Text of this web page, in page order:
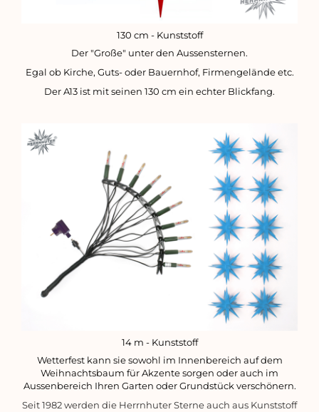
130 cm - Kunststoff
Der "Große" unter den Aussensternen.
Egal ob Kirche, Guts- oder Bauernhof, Firmengelände etc.
Der A13 ist mit seinen 130 cm ein echter Blickfang.
14 m - Kunststoff
Wetterfest kann sie sowohl im Innenbereich auf dem
Weihnachtsbaum für Akzente sorgen oder auch im
Aussenbereich Ihren Garten oder Grundstück verschönern.
Seit 1982 werden die Herrnhuter Sterne auch aus Kunststoff